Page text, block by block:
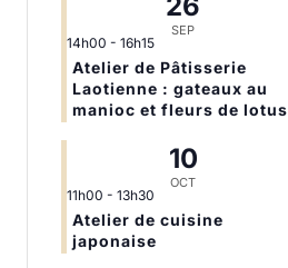
SEP
14h00 - 16h15
Atelier de Pâtisserie
Laotienne : gateaux au
manioc et fleurs de lotus
10
OCT
11h00 - 13h30
Atelier de cuisine
japonaise